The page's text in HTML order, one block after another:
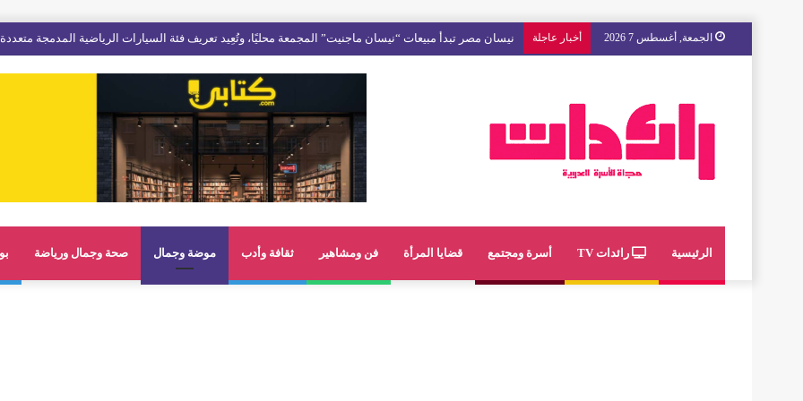
الجمعة, أغسطس 7 2026 أخبار عاجلة مع « The Next Ad » ، إنوي يُسند حملته الإعلانية المقبلة إلى الشباب المغربي
الرئيسية رائدات TV أسرة ومجتمع قضايا المرأة فن ومشاهير ثقافة وأدب موضة وجمال صحة وجمال ورياضة